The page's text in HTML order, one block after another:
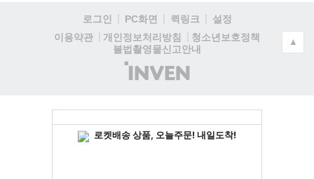
로그인 PC화면 퀵링크
설정
이용약관
개인정보처리방침
청소년보호정책
불법촬영물신고안내
(주)
인
▲